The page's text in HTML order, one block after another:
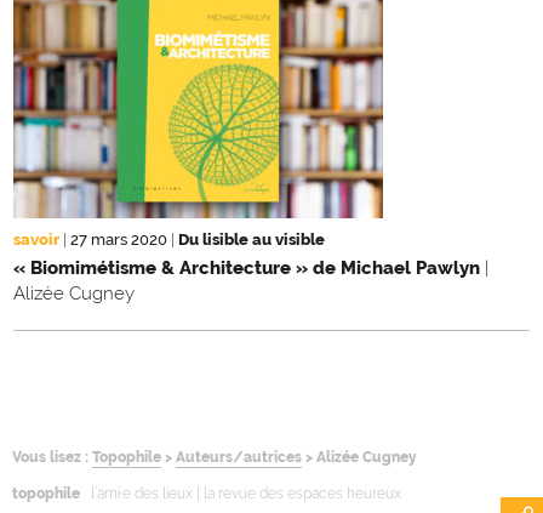
savoir | 27 mars 2020 | Du lisible au visible
« Biomimétisme & Architecture » de Michael Pawlyn |
Alizée Cugney
Vous lisez : Topophile > Auteurs/autrices > Alizée Cugney
topophile l’ami·e des lieux | la revue des espaces heureux